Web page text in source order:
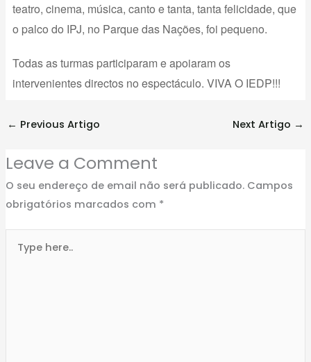
teatro, cinema, música, canto e tanta, tanta felicidade, que
o palco do IPJ, no Parque das Nações, foi pequeno.
Todas as turmas participaram e apoiaram os
intervenientes directos no espectáculo. VIVA O IEDP!!!
← Previous Artigo Next Artigo →
Leave a Comment
O seu endereço de email não será publicado. Campos
obrigatórios marcados com *
here..